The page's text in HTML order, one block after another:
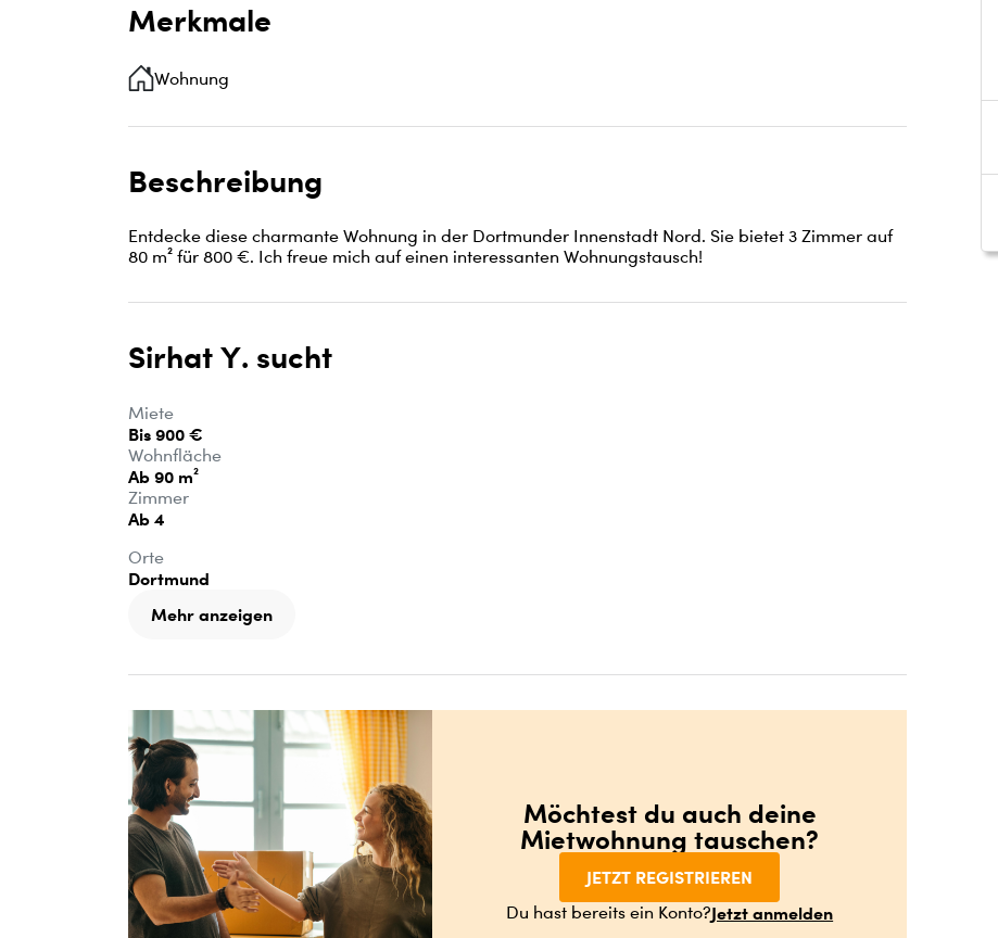
Merkmale
Wohnung
Beschreibung
Entdecke diese charmante Wohnung in der Dortmunder Innenstadt Nord. Sie bietet 3 Zimmer auf
80 m² für 800 €. Ich freue mich auf einen interessanten Wohnungstausch!
Sirhat Y. sucht
Miete
Bis 900 €
Wohnfläche
Ab 90 m²
Zimmer
Ab 4
Orte
Dortmund
Mehr anzeigen
Möchtest du auch deine
Mietwohnung tauschen?
JETZT REGISTRIEREN
Du hast bereits ein Konto?Jetzt anmelden